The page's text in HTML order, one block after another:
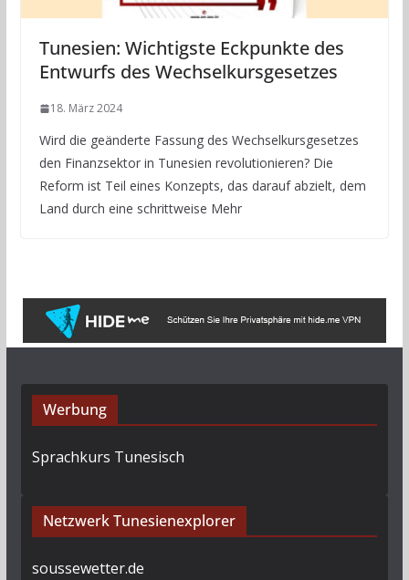
Tunesien: Wichtigste Eckpunkte des
Entwurfs des Wechselkursgesetzes
18. März 2024
Wird die geänderte Fassung des Wechselkursgesetzes
den Finanzsektor in Tunesien revolutionieren? Die
Reform ist Teil eines Konzepts, das darauf abzielt, dem
Land durch eine schrittweise Mehr
Werbung
Sprachkurs Tunesisch
Netzwerk Tunesienexplorer
soussewetter.de